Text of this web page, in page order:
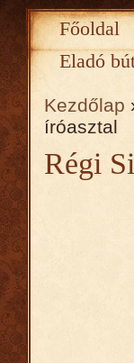
Főoldal
Eladó
Kezdőlap
íróasztal
Régi